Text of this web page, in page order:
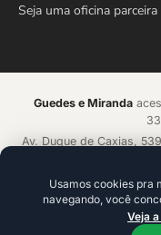
Seja uma oficina parceira
Guedes e Miranda
Av. Duque de Caxias,
Plataforma de alta
Usamos cookies pra
navegando, você
Veja